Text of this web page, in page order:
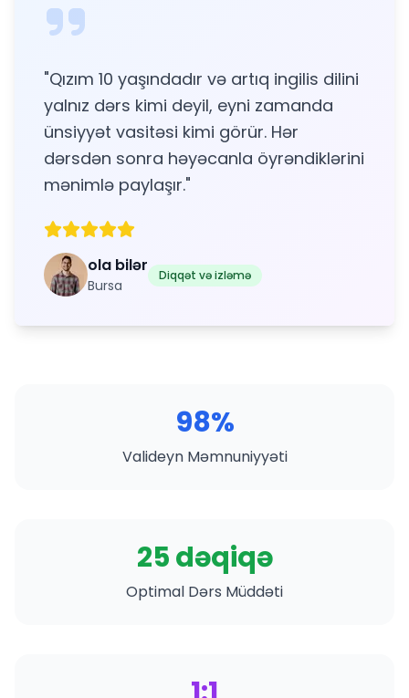
"Qızım 10 yaşındadır və artıq ingilis dilini
yalnız dərs kimi deyil, eyni zamanda
ünsiyyət vasitəsi kimi görür. Hər
dərsdən sonra həyəcanla öyrəndiklərini
mənimlə paylaşır."
ola bilər
Bursa
Diqqət və izləmə
98%
Valideyn Məmnuniyyəti
25 dəqiqə
Optimal Dərs Müddəti